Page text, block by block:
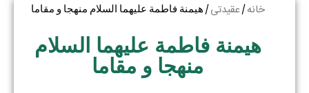
خانه/ عقیدتی/ هیمنة فاطمة علیهما السلام منهجا و مقاما
هیمنة فاطمة علیهما السلام
منهجا و مقاما